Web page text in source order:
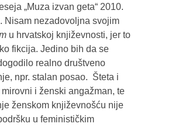
„Muza izvan geta“ 2010.
Nisam nezadovoljna svojim
u hrvatskoj književnosti, jer to
fikcija. Jedino bih da se
realno društveno
npr. stalan posao. Šteta i
i ženski angažman, te
ženskom književnošću nije
u feminističkim